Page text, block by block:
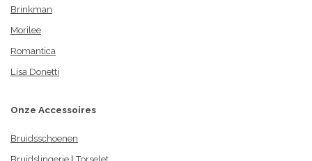
Brinkman
Morilee
Romantica
Lisa Donetti
Onze Accessoires
Bruidsschoenen